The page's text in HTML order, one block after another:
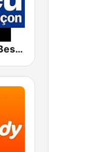
France Bleu Besançon